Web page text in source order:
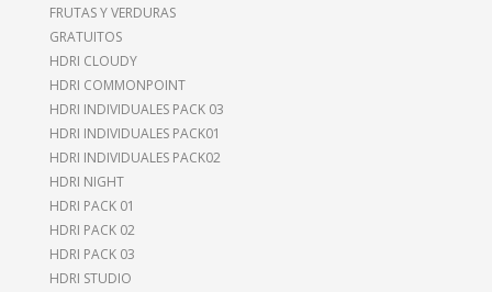
FRUTAS Y VERDURAS
GRATUITOS
HDRI CLOUDY
HDRI COMMONPOINT
HDRI INDIVIDUALES PACK 03
HDRI INDIVIDUALES PACK01
HDRI INDIVIDUALES PACK02
HDRI NIGHT
HDRI PACK 01
HDRI PACK 02
HDRI PACK 03
HDRI STUDIO